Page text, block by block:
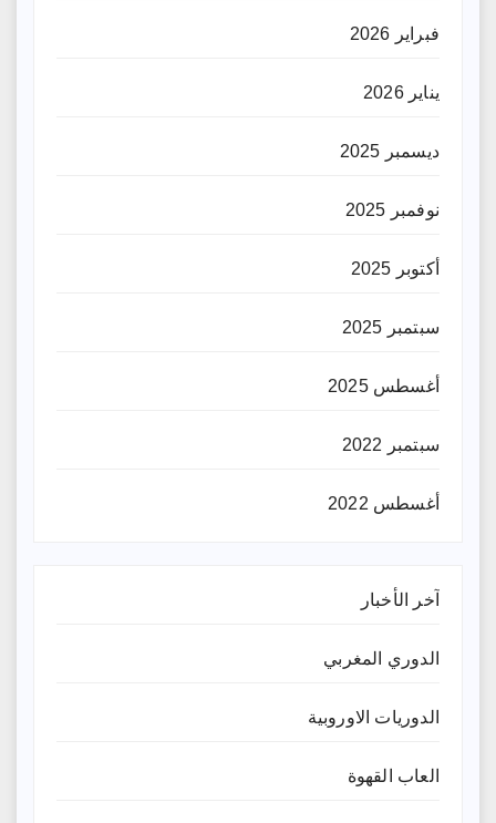
فبراير 2026
يناير 2026
ديسمبر 2025
نوفمبر 2025
أكتوبر 2025
سبتمبر 2025
أغسطس 2025
سبتمبر 2022
أغسطس 2022
آخر الأخبار
الدوري المغربي
الدوريات الاوروبية
العاب القهوة